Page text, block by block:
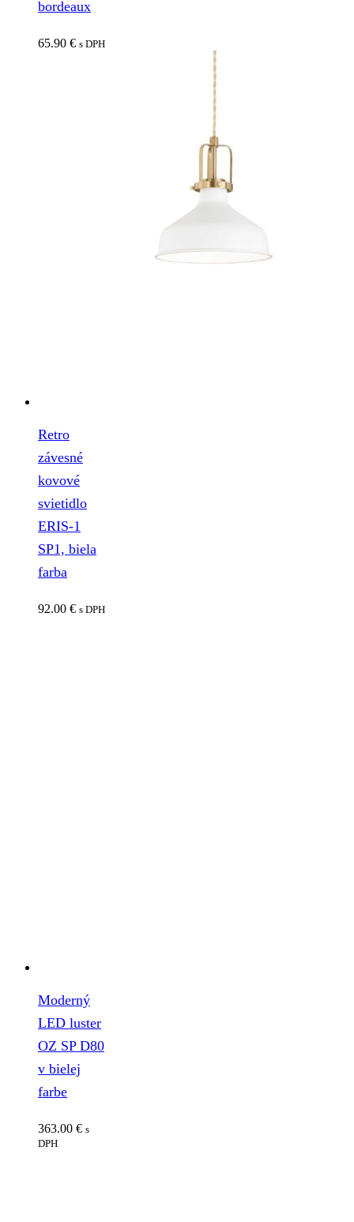
bordeaux
65.90 € s DPH
Retro
závesné
kovové
svietidlo
ERIS-1
SP1, biela
farba
92.00 € s DPH
Moderný
LED luster
OZ SP D80
v bielej
farbe
363.00 € s
DPH